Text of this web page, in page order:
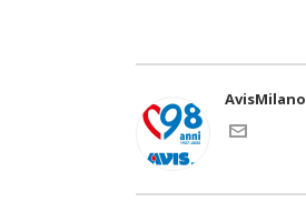
AvisMilano